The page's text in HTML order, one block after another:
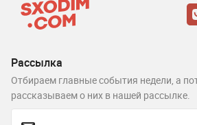
Рассылка
Отбираем главные события недели, а
рассказываем о них в нашей рассылке.